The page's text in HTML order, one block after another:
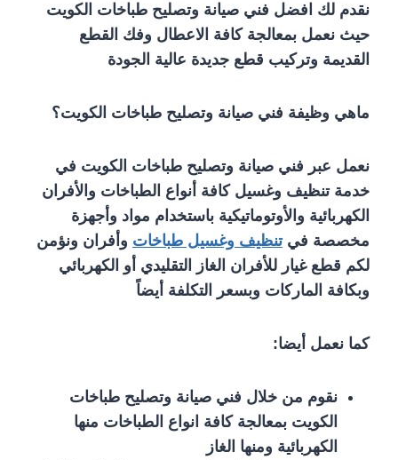
نقدم لك افضل فني صيانة وتصليح طباخات الكويت
حيث نعمل بمعالجة كافة الاعطال وفك القطع
القديمة وتركيب قطع جديدة عالية الجودة
ماهي وظيفة فني صيانة وتصليح طباخات الكويت؟
نعمل عبر فني صيانة وتصليح طباخات الكويت في
خدمة تنظيف وغسيل كافة أنواع الطباخات والأفران
الكهربائية والأوتوماتيكية باستخدام مواد وأجهزة
مخصصة فيتنظيف وغسيل طباخات وأفران ونؤمن
لكم قطع غيار للأفران الغاز التقليدي أو الكهربائي
وبكافة الماركات وبسعر التكلفة أيضاً
كما نعمل أيضا:
نقوم من خلال فني صيانة وتصليح طباخات
الكويت بمعالجة كافة انواع الطباخات منها
الكهربائية ومنها الغاز